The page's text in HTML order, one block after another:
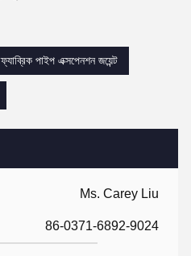
Ms. Carey Liu
86-0371-6892-9024
ফ্যাব্রিক পাইপ এক্সপেনশন জয়েন্ট